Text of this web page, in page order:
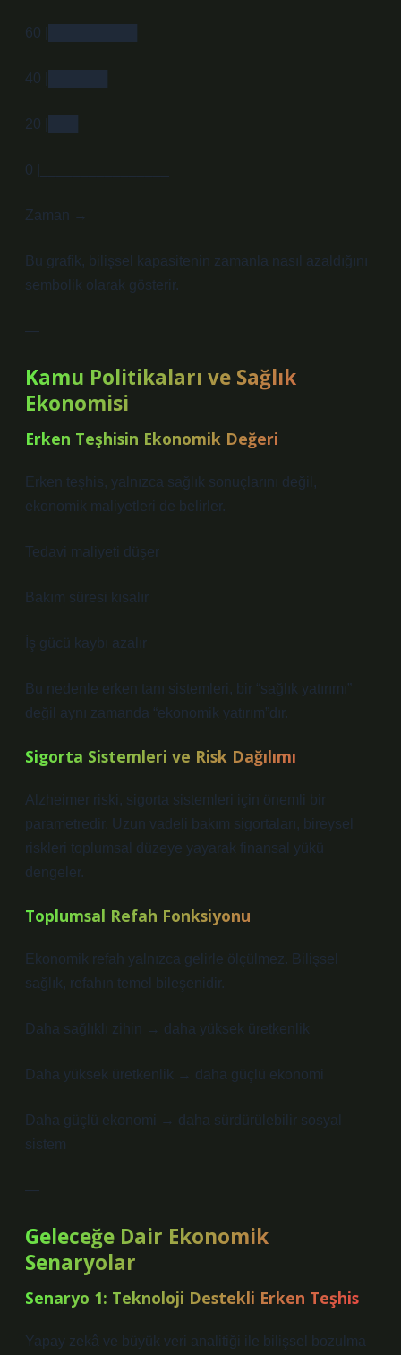
60 |█████████
40 |██████
20 |███
0 |________________
Zaman →
Bu grafik, bilişsel kapasitenin zamanla nasıl azaldığını
sembolik olarak gösterir.
—
Kamu Politikaları ve Sağlık
Ekonomisi
Erken Teşhisin Ekonomik Değeri
Erken teşhis, yalnızca sağlık sonuçlarını değil,
ekonomik maliyetleri de belirler.
Tedavi maliyeti düşer
Bakım süresi kısalır
İş gücü kaybı azalır
Bu nedenle erken tanı sistemleri, bir “sağlık yatırımı”
değil aynı zamanda “ekonomik yatırım”dır.
Sigorta Sistemleri ve Risk Dağılımı
Alzheimer riski, sigorta sistemleri için önemli bir
parametredir. Uzun vadeli bakım sigortaları, bireysel
riskleri toplumsal düzeye yayarak finansal yükü
dengeler.
Toplumsal Refah Fonksiyonu
Ekonomik refah yalnızca gelirle ölçülmez. Bilişsel
sağlık, refahın temel bileşenidir.
Daha sağlıklı zihin → daha yüksek üretkenlik
Daha yüksek üretkenlik → daha güçlü ekonomi
Daha güçlü ekonomi → daha sürdürülebilir sosyal
sistem
—
Geleceğe Dair Ekonomik
Senaryolar
Senaryo 1: Teknoloji Destekli Erken Teşhis
Yapay zekâ ve büyük veri analitiği ile bilişsel bozulma